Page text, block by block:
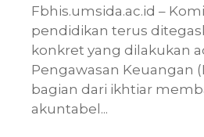
Fbhis.umsida.ac.id –
pendidikan terus
konkret yang dilakukan
Pengawasan Keuangan
bagian dari ikhtiar
akuntabel...